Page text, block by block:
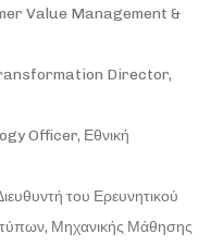
Value Management &
Director,
Officer, Εθνική
του Ερευνητικού
Μηχανικής Μάθησης